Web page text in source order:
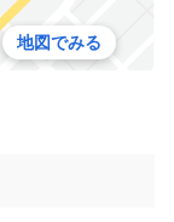
地図でみる